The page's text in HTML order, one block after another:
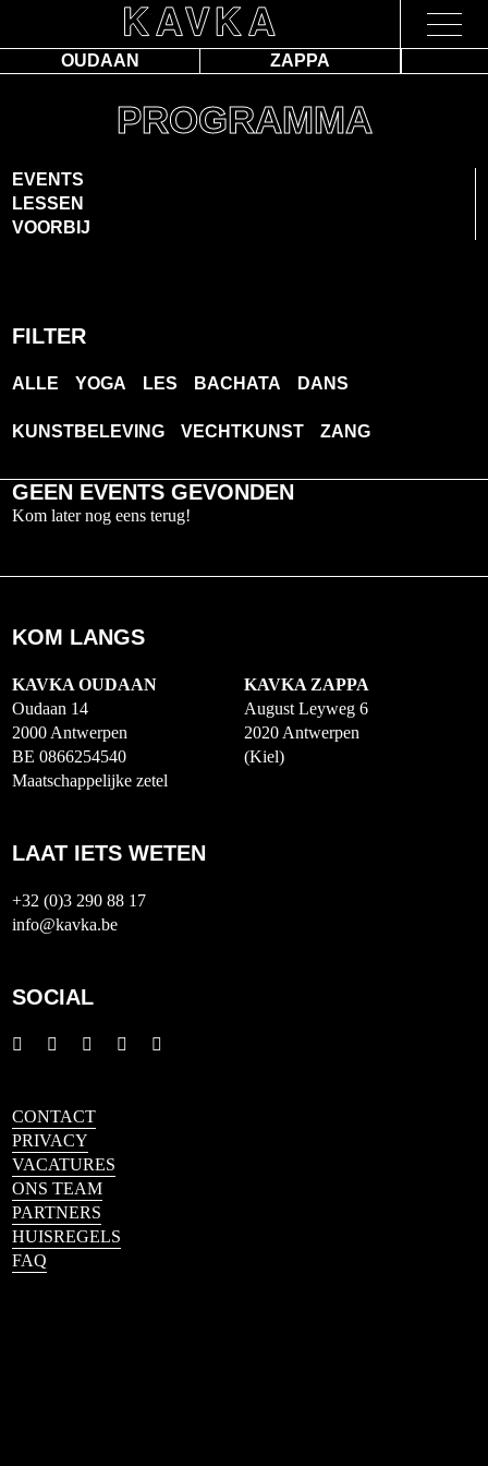
OUDAAN ZAPPA
PROGRAMMA
EVENTS
LESSEN
VOORBIJ
FILTER
ALLE YOGA LES BACHATA DANS
KUNSTBELEVING VECHTKUNST ZANG
GEEN EVENTS GEVONDEN
Kom later nog eens terug!
KOM LANGS
KAVKA OUDAAN
Oudaan 14
2000 Antwerpen
BE 0866254540
Maatschappelijke zetel
KAVKA ZAPPA
August Leyweg 6
2020 Antwerpen
(Kiel)
LAAT IETS WETEN
+32 (0)3 290 88 17
info@kavka.be
SOCIAL
CONTACT
PRIVACY
VACATURES
ONS TEAM
PARTNERS
HUISREGELS
FAQ